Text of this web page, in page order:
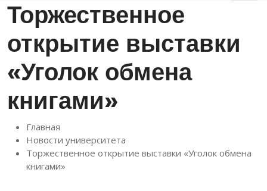
Торжественное
открытие выставки
«Уголок обмена
книгами»
Главная
Новости университета
Торжественное открытие выставки «Уголок обмена
книгами»